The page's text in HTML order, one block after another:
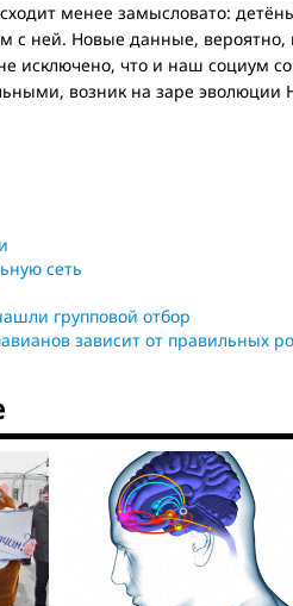
менее замысловато:
с ней. Новые данные, вероятно,
исключено, что и наш социум
возник на заре эволюции
сеть
групповой отбор
зависит от правильных